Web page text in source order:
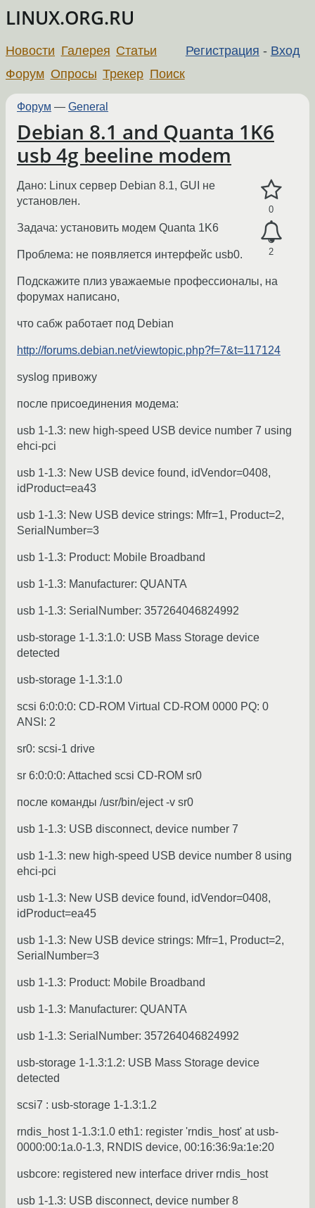
LINUX.ORG.RU
Регистрация - Вход
Новости Галерея Статьи
Форум Опросы Трекер Поиск
Форум — General
Debian 8.1 and Quanta 1K6
usb 4g beeline modem
0
2
Дано: Linux сервер Debian 8.1, GUI не
установлен.
Задача: установить модем Quanta 1K6
Проблема: не появляется интерфейс usb0.
Подскажите плиз уважаемые профессионалы, на
форумах написано,
что сабж работает под Debian
http://forums.debian.net/viewtopic.php?f=7&t=117124
syslog привожу
после присоединения модема:
usb 1-1.3: new high-speed USB device number 7 using
ehci-pci
usb 1-1.3: New USB device found, idVendor=0408,
idProduct=ea43
usb 1-1.3: New USB device strings: Mfr=1, Product=2,
SerialNumber=3
usb 1-1.3: Product: Mobile Broadband
usb 1-1.3: Manufacturer: QUANTA
usb 1-1.3: SerialNumber: 357264046824992
usb-storage 1-1.3:1.0: USB Mass Storage device
detected
usb-storage 1-1.3:1.0
scsi 6:0:0:0: CD-ROM Virtual CD-ROM 0000 PQ: 0
ANSI: 2
sr0: scsi-1 drive
sr 6:0:0:0: Attached scsi CD-ROM sr0
после команды /usr/bin/eject -v sr0
usb 1-1.3: USB disconnect, device number 7
usb 1-1.3: new high-speed USB device number 8 using
ehci-pci
usb 1-1.3: New USB device found, idVendor=0408,
idProduct=ea45
usb 1-1.3: New USB device strings: Mfr=1, Product=2,
SerialNumber=3
usb 1-1.3: Product: Mobile Broadband
usb 1-1.3: Manufacturer: QUANTA
usb 1-1.3: SerialNumber: 357264046824992
usb-storage 1-1.3:1.2: USB Mass Storage device
detected
scsi7 : usb-storage 1-1.3:1.2
rndis_host 1-1.3:1.0 eth1: register 'rndis_host' at usb-
0000:00:1a.0-1.3, RNDIS device, 00:16:36:9a:1e:20
usbcore: registered new interface driver rndis_host
usb 1-1.3: USB disconnect, device number 8